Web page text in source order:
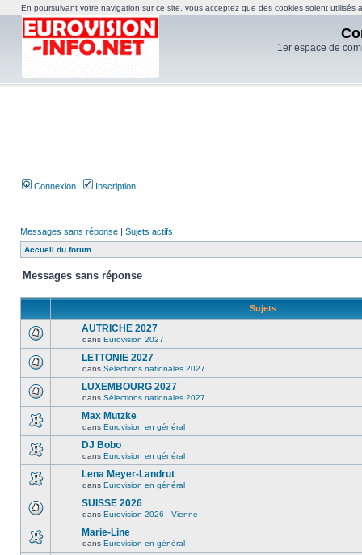
1er espace de
Connexion Inscription
Messages sans réponse | Sujets actifs
Accueil du forum
Messages sans réponse
Sujets
AUTRICHE 2027
dans Eurovision 2027
LETTONIE 2027
dans Sélections nationales 2027
LUXEMBOURG 2027
dans Sélections nationales 2027
Max Mutzke
dans Eurovision en général
DJ Bobo
dans Eurovision en général
Lena Meyer-Landrut
dans Eurovision en général
SUISSE 2026
dans Eurovision 2026 - Vienne
Marie-Line
dans Eurovision en général
En poursuivant votre navigation sur ce site, vous acceptez que des cookies soient